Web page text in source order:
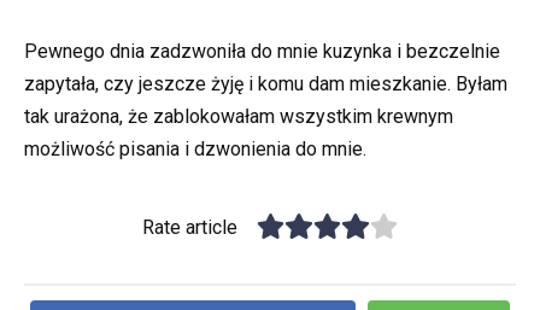
Pewnego dnia zadzwoniła do mnie kuzynka i bezczelnie
zapytała, czy jeszcze żyję i komu dam mieszkanie. Byłam
tak urażona, że zablokowałam wszystkim krewnym
możliwość pisania i dzwonienia do mnie.
Rate article